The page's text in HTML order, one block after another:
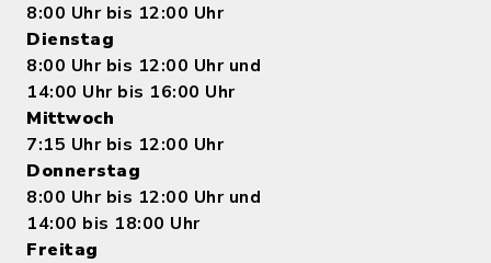
8:00 Uhr bis 12:00 Uhr
Dienstag
8:00 Uhr bis 12:00 Uhr und
14:00 Uhr bis 16:00 Uhr
Mittwoch
7:15 Uhr bis 12:00 Uhr
Donnerstag
8:00 Uhr bis 12:00 Uhr und
14:00 bis 18:00 Uhr
Freitag